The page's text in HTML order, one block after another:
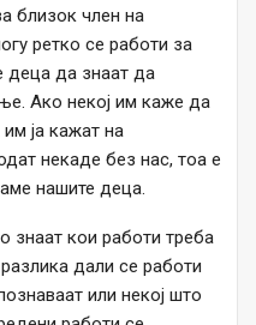
близок член на
ретко се работи за
деца да знаат да
Ако некој им каже да
ја кажат на
некаде без нас, тоа е
нашите деца.
знаат кои работи треба
дали се работи
или некој што